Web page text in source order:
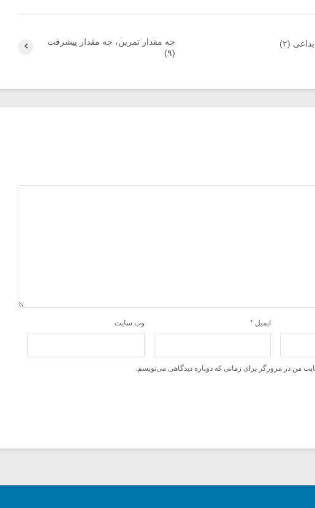
چه مقدار تمرین، چه مقدار پیشرفت
(۹)
(۲)
ایمیل * وب‌ سایت
من در مرورگر برای زمانی که دوباره دیدگاهی می‌نویسم.